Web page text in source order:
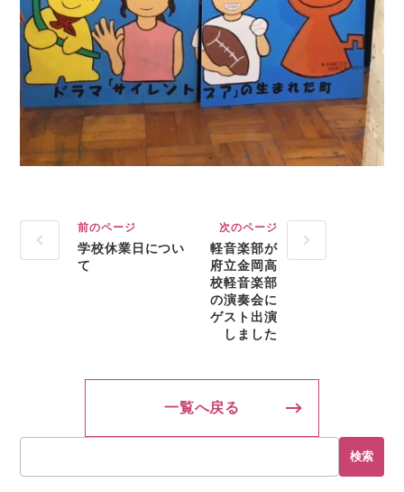
前のページ
学校休業日につい
て
次のページ
軽音楽部が
府立金岡高
校軽音楽部
の演奏会に
ゲスト出演
しました
一覧へ戻る
検索